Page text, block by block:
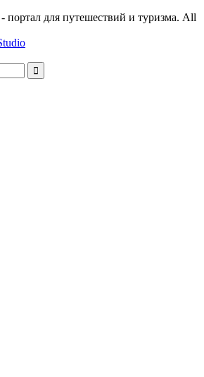
для путешествий и туризма. All